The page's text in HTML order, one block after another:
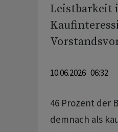
Leistbarkeit
10.06.2026 06:32
46 Prozent der
demnach als